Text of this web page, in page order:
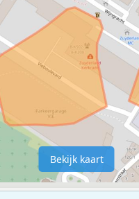
Bekijk kaart